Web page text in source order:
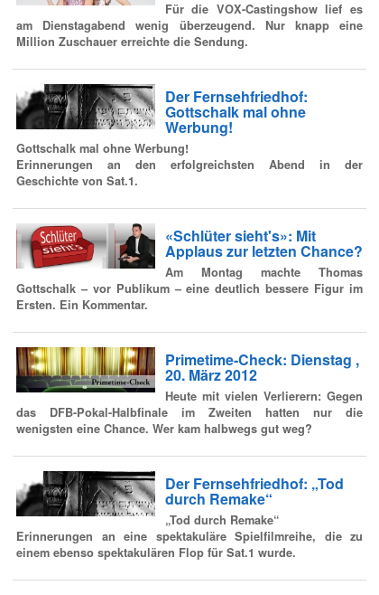
Für die VOX-Castingshow lief es
am Dienstagabend wenig überzeugend. Nur knapp eine
Million Zuschauer erreichte die Sendung.
Der Fernsehfriedhof:
Gottschalk mal ohne
Werbung!
Gottschalk mal ohne Werbung!
Erinnerungen an den erfolgreichsten Abend in der
Geschichte von Sat.1.
«Schlüter sieht's»: Mit
Applaus zur letzten Chance?
Am Montag machte Thomas
Gottschalk – vor Publikum – eine deutlich bessere Figur im
Ersten. Ein Kommentar.
Primetime-Check: Dienstag ,
20. März 2012
Heute mit vielen Verlierern: Gegen
das DFB-Pokal-Halbfinale im Zweiten hatten nur die
wenigsten eine Chance. Wer kam halbwegs gut weg?
Der Fernsehfriedhof: „Tod
durch Remake“
„Tod durch Remake“
Erinnerungen an eine spektakuläre Spielfilmreihe, die zu
einem ebenso spektakulären Flop für Sat.1 wurde.